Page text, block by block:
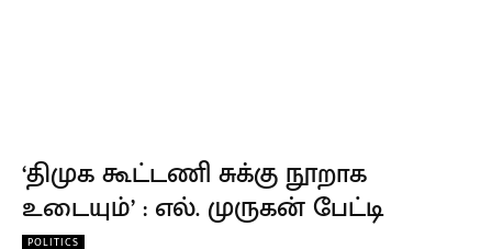
‘திமுக கூட்டணி சுக்கு நூறாக
உடையும்’ : எல். முருகன் பேட்டி
POLITICS